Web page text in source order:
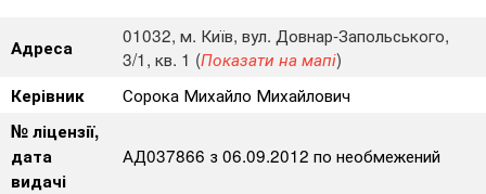
Адреса
01032, м. Київ, вул. Довнар-Запольського,
3/1, кв. 1 (Показати на мапі)
Керівник
Сорока Михайло Михайлович
№ ліцензії,
дата
видачі
АД037866 з 06.09.2012 по необмежений